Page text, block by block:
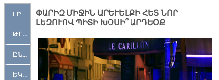
ԼՐԱՀՈՍ
ԹՐՔԱՀԱՅ ԿԵԱՆՔ
ԸՆԿԵՐԱՄՇԱԿՈՒԹԱՅԻՆ
ԵԿԵՂԵՑԱԿԱՆ
ՓԱՐԻԶ ՄԻՋԻՆ ԱՐԵՒԵԼՔԻ ՀԵՏ ՆՈՐ
ԼԵԶՈՒՈՎ ՊԻՏԻ ԽՕՍԻ՞ ԱՐԴԵՕՔ